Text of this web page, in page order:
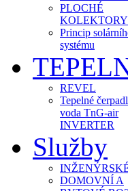
PLOCHÉ
KOLEKTORY
Princip
systému
REVEL
Tepelné
voda TnG-air
INVERTER
Služby
DOMOVNÍ A